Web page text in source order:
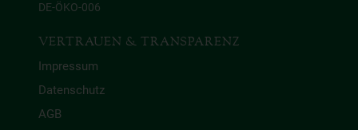
DE-ÖKO-006
VERTRAUEN & TRANSPARENZ
Impressum
Datenschutz
AGB